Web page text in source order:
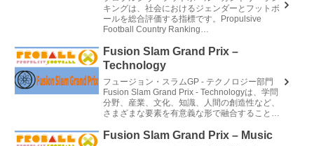
キングは、社会におけるジェンダーとフットボ
ールを総合評価する指標です。Propulsive
Football Country Ranking
Fusion Slam Grand Prix –
Technology
フュージョン・スラムGP - テクノロジー部門
Fusion Slam Grand Prix - Technologyは、学問
分野、産業、文化、知識、人間の創造性など、
さまざまな要素を有意義な形で融合することに
Fusion Slam Grand Prix – Music